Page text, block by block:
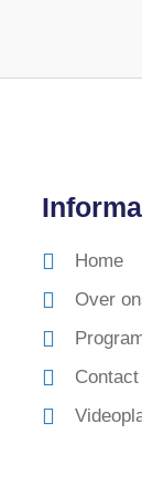
Home
Over
Contact